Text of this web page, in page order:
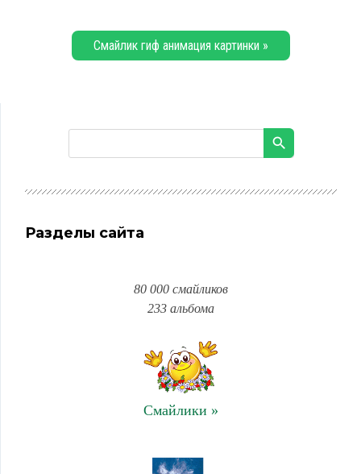
Смайлик гиф анимация картинки »
Разделы сайта
80 000 смайликов
233 альбома
Смайлики »